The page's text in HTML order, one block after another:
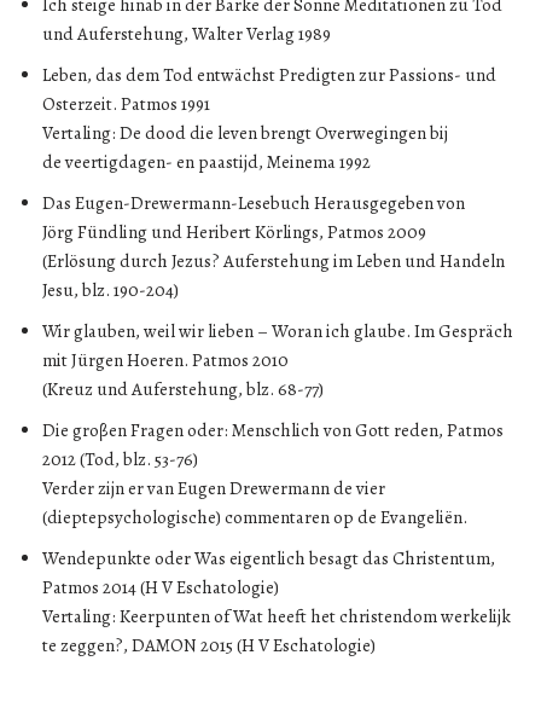
Ich steige hinab in der Barke der Sonne Meditationen zu Tod
und Auferstehung, Walter Verlag 1989
Leben, das dem Tod entwächst Predigten zur Passions- und
Osterzeit. Patmos 1991
Vertaling: De dood die leven brengt Overwegingen bij
de veertigdagen- en paastijd, Meinema 1992
Das Eugen-Drewermann-Lesebuch Herausgegeben von
Jörg Fündling und Heribert Körlings, Patmos 2009
(Erlösung durch Jezus? Auferstehung im Leben und Handeln
Jesu, blz. 190-204)
Wir glauben, weil wir lieben – Woran ich glaube. Im Gespräch
mit Jürgen Hoeren. Patmos 2010
(Kreuz und Auferstehung, blz. 68-77)
Die groβen Fragen oder: Menschlich von Gott reden, Patmos
2012 (Tod, blz. 53-76)
Verder zijn er van Eugen Drewermann de vier
(dieptepsychologische) commentaren op de Evangeliën.
Wendepunkte oder Was eigentlich besagt das Christentum,
Patmos 2014 (H V Eschatologie)
Vertaling: Keerpunten of Wat heeft het christendom werkelijk
te zeggen?, DAMON 2015 (H V Eschatologie)